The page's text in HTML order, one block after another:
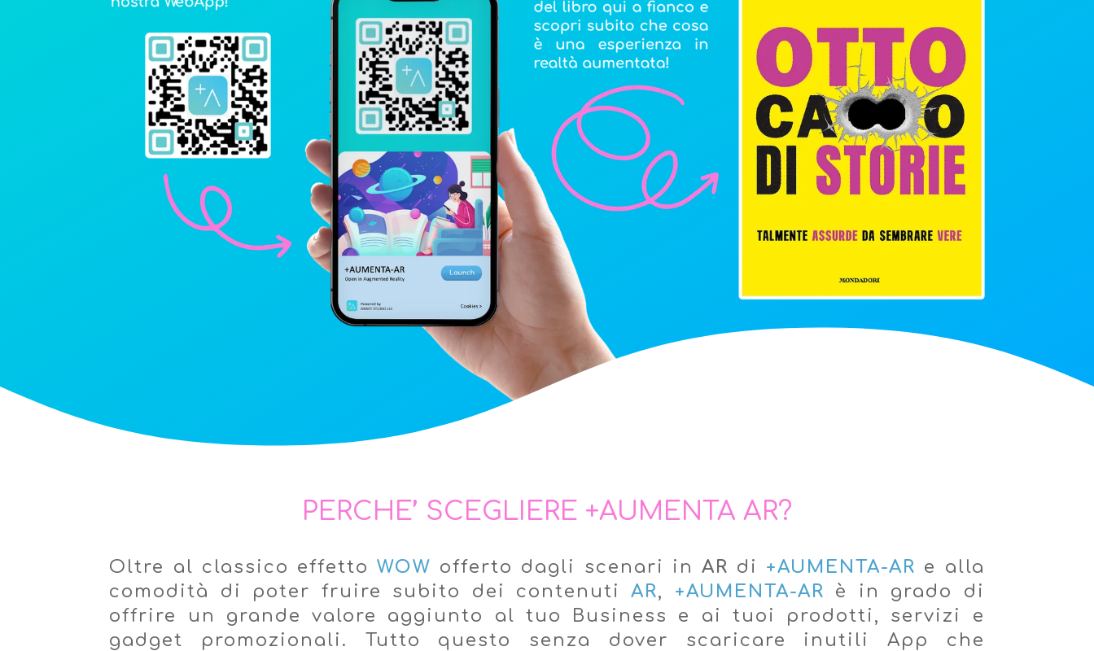
PERCHE’ SCEGLIERE +AUMENTA AR?
Oltre al classico effettoWOW offerto dagli scenari in AR di +AUMENTA-AR e alla
comodità di poter fruire subito dei contenutiAR, +AUMENTA-AR è in grado di
offrire un grande valore aggiunto al tuo Business e ai tuoi prodotti, servizi e
gadget promozionali. Tutto questo senza dover scaricare inutili App che